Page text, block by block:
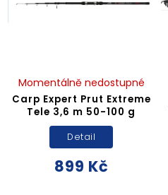
Carp Expert Prut Extreme
Tele 3,6 m 50-100 g
Momentálně nedostupné
899 Kč
Detail